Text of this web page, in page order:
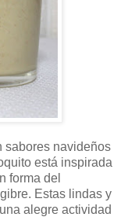
sabores navideños
está inspirada
forma del
Estas lindas y
alegre actividad